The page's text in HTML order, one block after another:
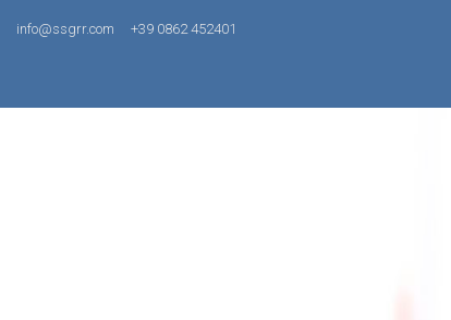
info@ssgrr.com +39 0862 452401